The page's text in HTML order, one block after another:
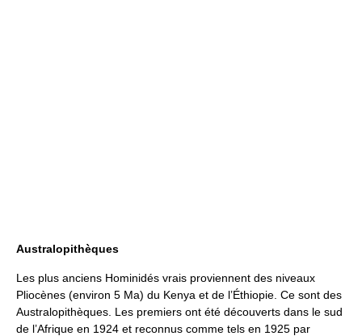
Australopithèques
Les plus anciens Hominidés vrais proviennent des niveaux
Pliocènes (environ 5 Ma) du Kenya et de l’Éthiopie. Ce sont des
Australopithèques. Les premiers ont été découverts dans le sud
de l’Afrique en 1924 et reconnus comme tels en 1925 par